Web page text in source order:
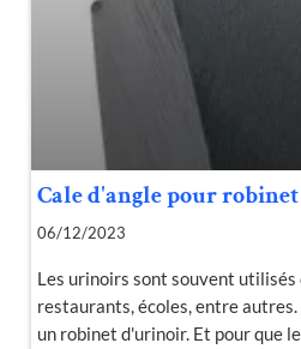
Cale d'angle pour
06/12/2023
Les urinoirs sont souvent
restaurants, écoles, entre
un robinet d'urinoir. Et pour que